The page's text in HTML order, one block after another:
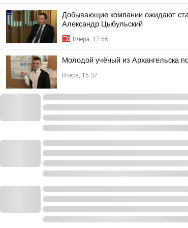
Добывающие компании ожидают
Александр Цыбульский
Вчера, 17:56
Молодой учёный из Архангельска
Вчера, 15:37